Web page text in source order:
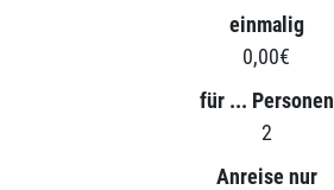
einmalig
0,00€
für ... Personen
2
Anreise nur